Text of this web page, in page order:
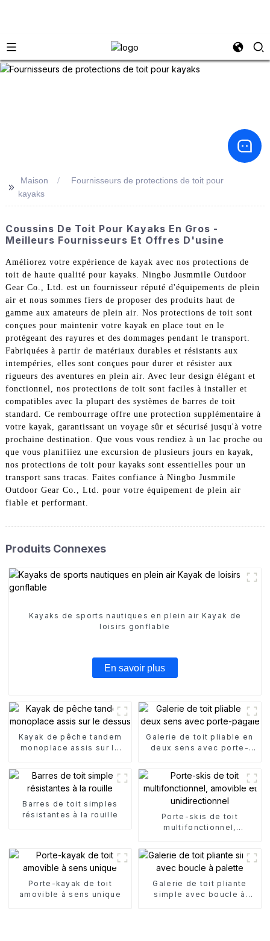
>> Maison
Fournisseurs de protections de toit pour
kayaks
Coussins De Toit Pour Kayaks En Gros -
Meilleurs Fournisseurs Et Offres D'usine
Améliorez votre expérience de kayak avec nos protections de
toit de haute qualité pour kayaks. Ningbo Jusmmile Outdoor
Gear Co., Ltd. est un fournisseur réputé d'équipements de plein
air et nous sommes fiers de proposer des produits haut de
gamme aux amateurs de plein air. Nos protections de toit sont
conçues pour maintenir votre kayak en place tout en le
protégeant des rayures et des dommages pendant le transport.
Fabriquées à partir de matériaux durables et résistants aux
intempéries, elles sont conçues pour durer et résister aux
rigueurs des aventures en plein air. Avec leur design élégant et
fonctionnel, nos protections de toit sont faciles à installer et
compatibles avec la plupart des systèmes de barres de toit
standard. Ce rembourrage offre une protection supplémentaire à
votre kayak, garantissant un voyage sûr et sécurisé jusqu'à votre
prochaine destination. Que vous vous rendiez à un lac proche ou
que vous planifiiez une excursion de plusieurs jours en kayak,
nos protections de toit pour kayaks sont essentielles pour un
transport sans tracas. Faites confiance à Ningbo Jusmmile
Outdoor Gear Co., Ltd. pour votre équipement de plein air
fiable et performant.
Produits Connexes
Kayaks de sports nautiques en plein air Kayak de
loisirs gonflable
En savoir plus
Kayak de pêche tandem
monoplace assis sur le
Galerie de toit pliable en
deux sens avec porte-
Barres de toit simples
résistantes à la rouille
Porte-skis de toit
multifonctionnel,
Porte-kayak de toit
amovible à sens unique
Galerie de toit pliante
simple avec boucle à